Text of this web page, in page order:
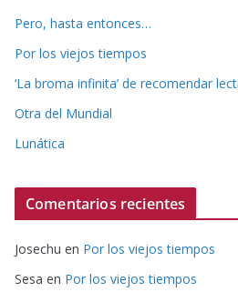
Pero, hasta entonces…
Por los viejos tiempos
‘La broma infinita’ de recomendar
Otra del Mundial
Lunática
Comentarios recientes
Josechu en Por los viejos tiempos
Sesa en Por los viejos tiempos